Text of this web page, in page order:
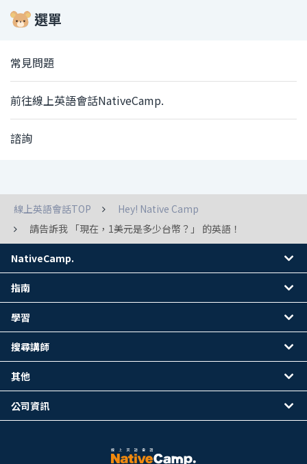
選單
常見問題
前往線上英語會話NativeCamp.
諮詢
線上英語會話TOP
Hey! Native Camp
請告訴我 「現在，1美元是多少台幣？」 的英語！
NativeCamp.
指南
學習
搜尋講師
其他
公司資訊